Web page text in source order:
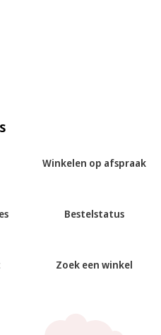
Winkelen op afspraak
Bestelstatus
Zoek een winkel